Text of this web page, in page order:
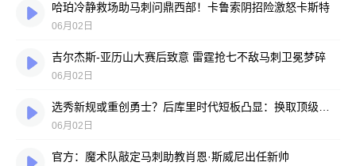
哈珀冷静救场助马刺问鼎西部！卡鲁索阴招险激怒卡斯特
06月02日
吉尔杰斯-亚历山大赛后致意 雷霆抢七不敌马刺卫冕梦碎
06月02日
06月02日
官方：魔术队敲定马刺助教肖恩·斯威尼出任新帅